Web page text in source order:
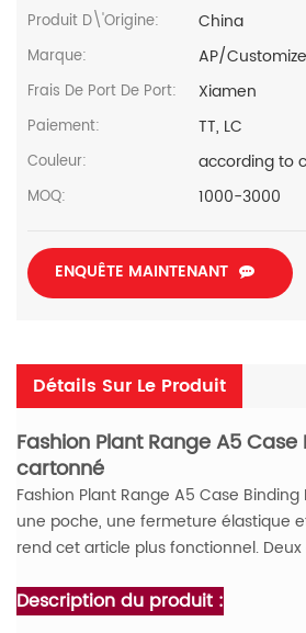
Produit D\'Origine: China
Marque: AP/
Frais De Port De Port: Xiamen
Paiement: TT, LC
Couleur: according to
MOQ: 1000-3000
ENQUÊTE MAINTENANT
Détails Sur Le Produit
Fashion Plant Range A5
cartonné
Fashion Plant Range A5 Case
une poche, une fermeture élastique
rend cet article plus fonctionnel.
Description du produit :